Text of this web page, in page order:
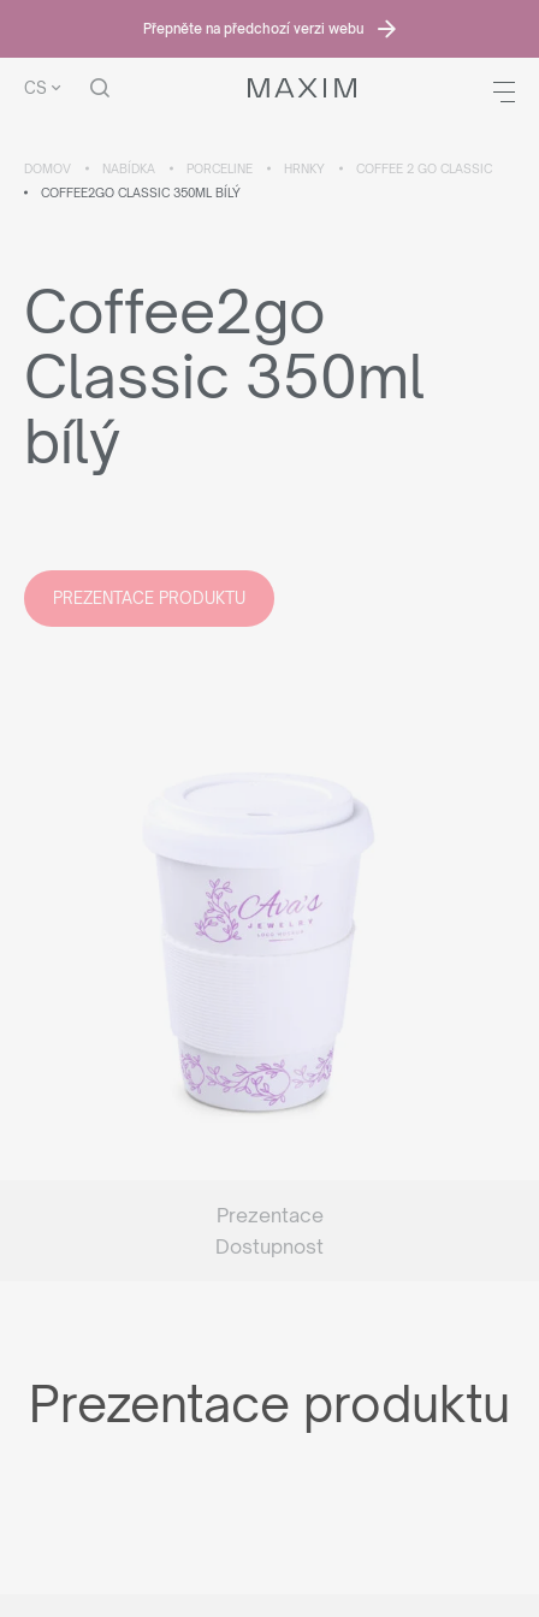
Přepněte na předchozí verzi webu
CS
DOMOV NABÍDKA PORCELINE HRNKY
COFFEE 2 GO CLASSIC
COFFEE2GO CLASSIC 350ML BÍLÝ
Coffee2go
Classic 350ml
bílý
PREZENTACE PRODUKTU
Prezentace
Dostupnost
Prezentace produktu